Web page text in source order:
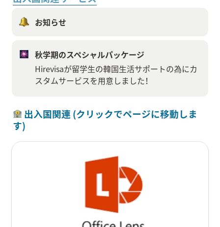
お知らせ
秋学期のスペシャルパッケージ
Hirevisaが留学生の韓国生活サポートの為にカ
スタムサービスを用意しました！
出入国関連 (クリックでページに移動しま
す)